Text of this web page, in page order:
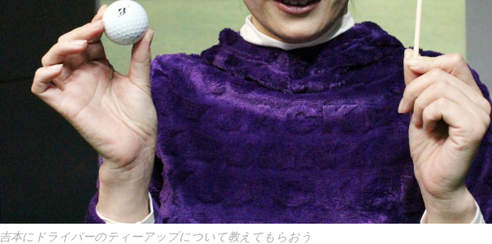
吉本にドライバーのティーアップについて教えてもらおう